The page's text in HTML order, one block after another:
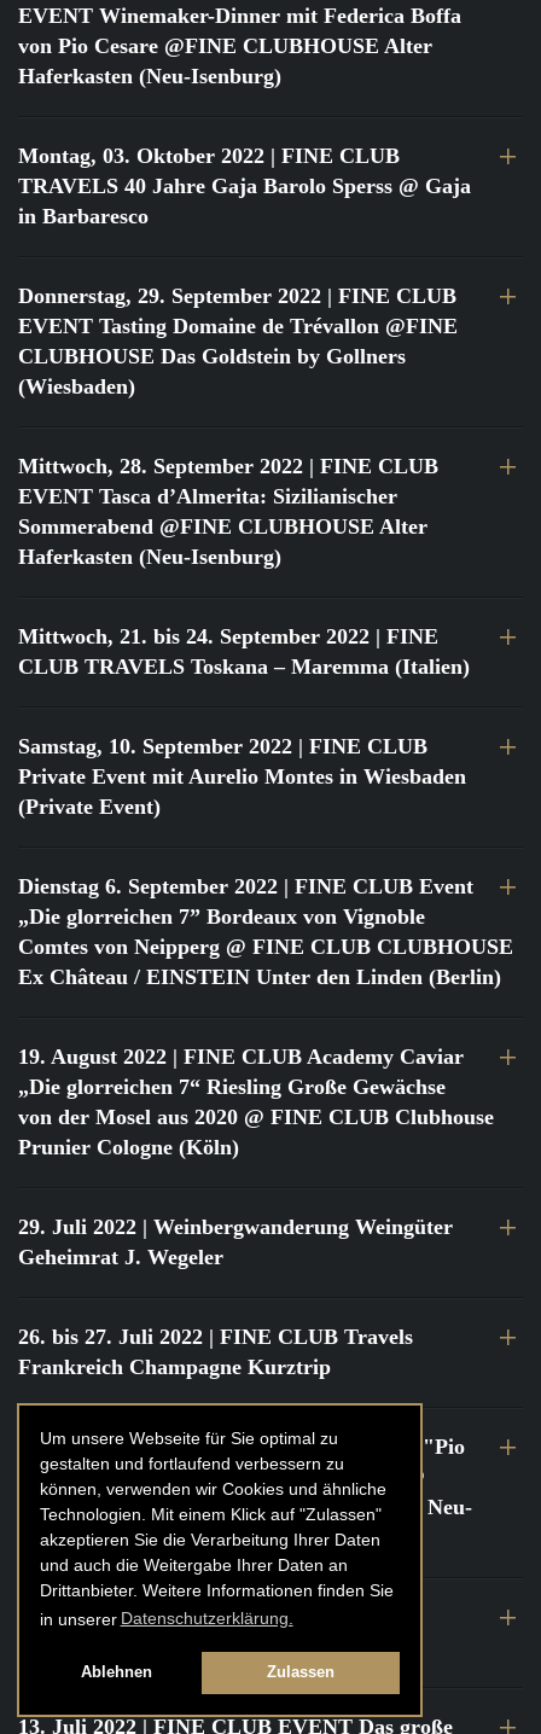
Um unsere Webseite für Sie optimal zu
gestalten und fortlaufend verbessern zu
können, verwenden wir Cookies und ähnliche
Technologien. Mit einem Klick auf "Zulassen"
akzeptieren Sie die Verarbeitung Ihrer Daten
und auch die Weitergabe Ihrer Daten an
Drittanbieter. Weitere Informationen finden Sie
in unserer Datenschutzerklärung.
Ablehnen Zulassen
EVENT Winemaker-Dinner mit Federica Boffa
von Pio Cesare @FINE CLUBHOUSE Alter
Haferkasten (Neu-Isenburg)
Montag, 03. Oktober 2022 | FINE CLUB
TRAVELS 40 Jahre Gaja Barolo Sperss @ Gaja
in Barbaresco
Donnerstag, 29. September 2022 | FINE CLUB
EVENT Tasting Domaine de Trévallon @FINE
CLUBHOUSE Das Goldstein by Gollners
(Wiesbaden)
Mittwoch, 28. September 2022 | FINE CLUB
EVENT Tasca d’Almerita: Sizilianischer
Sommerabend @FINE CLUBHOUSE Alter
Haferkasten (Neu-Isenburg)
Mittwoch, 21. bis 24. September 2022 | FINE
CLUB TRAVELS Toskana – Maremma (Italien)
Samstag, 10. September 2022 | FINE CLUB
Private Event mit Aurelio Montes in Wiesbaden
(Private Event)
Dienstag 6. September 2022 | FINE CLUB Event
„Die glorreichen 7” Bordeaux von Vignoble
Comtes von Neipperg @ FINE CLUB CLUBHOUSE
Ex Château / EINSTEIN Unter den Linden (Berlin)
19. August 2022 | FINE CLUB Academy Caviar
„Die glorreichen 7“ Riesling Große Gewächse
von der Mosel aus 2020 @ FINE CLUB Clubhouse
Prunier Cologne (Köln)
29. Juli 2022 | Weinbergwanderung Weingüter
Geheimrat J. Wegeler
26. bis 27. Juli 2022 | FINE CLUB Travels
Frankreich Champagne Kurztrip
22. Juli 2022| FINE CLUB Private Dinner "Pio
Cesare" mit Tochter Frederica Pio Boffa @
FINE CLUB Clubhouse Alter Haferkasten, Neu-
Isenburg
21. bis 22. Juli 2022| FINE CLUB Travels
Frankreich Burgund Kurztrip
13. Juli 2022 | FINE CLUB EVENT Das große